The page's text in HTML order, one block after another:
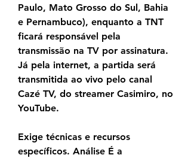
Paulo, Mato Grosso do Sul, Bahia
e Pernambuco), enquanto a TNT
ficará responsável pela
transmissão na TV por assinatura.
Já pela internet, a partida será
transmitida ao vivo pelo canal
Cazé TV, do streamer Casimiro, no
YouTube.
Exige técnicas e recursos
específicos. Análise É a